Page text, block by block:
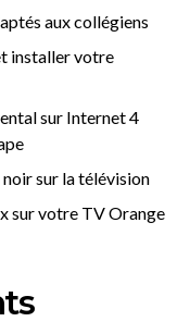
aux collégiens
installer votre
sur Internet 4
noir sur la télévision
sur votre TV Orange